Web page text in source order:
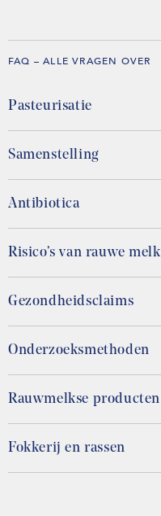
FAQ – ALLE VRAGEN OVER
Pasteurisatie
Samenstelling
Antibiotica
Risico’s van rauwe melk
Gezondheidsclaims
Onderzoeksmethoden
Rauwmelkse producten
Fokkerij en rassen